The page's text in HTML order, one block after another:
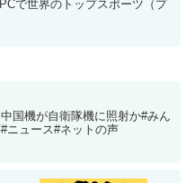
で世界のトップスポーツ（プ
中国機が自衛隊機に照射か#みん
ニュース#ネットの声